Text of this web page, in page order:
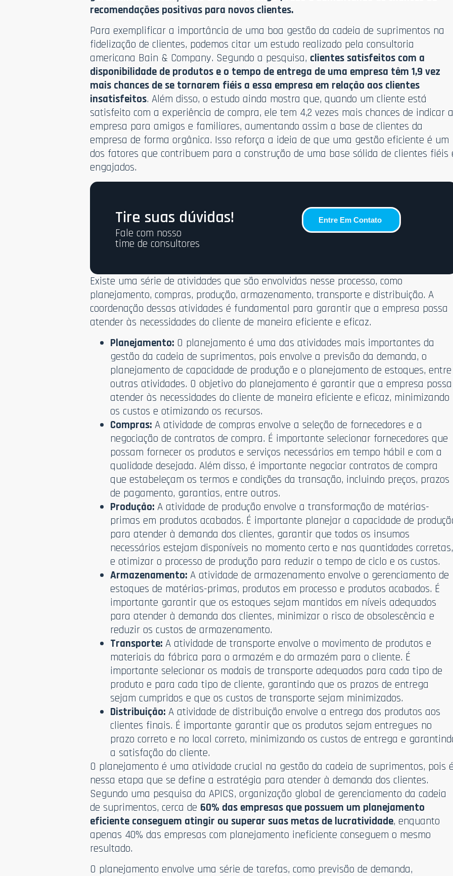
recomendações positivas para novos clientes.
Para exemplificar a importância de uma boa gestão da cadeia de suprimentos na
fidelização de clientes, podemos citar um estudo realizado pela consultoria
americana Bain & Company. Segundo a pesquisa, clientes satisfeitos com a
disponibilidade de produtos e o tempo de entrega de uma empresa têm 1,9 vez
mais chances de se tornarem fiéis a essa empresa em relação aos clientes
insatisfeitos. Além disso, o estudo ainda mostra que, quando um cliente está
satisfeito com a experiência de compra, ele tem 4,2 vezes mais chances de indicar
empresa para amigos e familiares, aumentando assim a base de clientes da
empresa de forma orgânica. Isso reforça a ideia de que uma gestão eficiente é um
dos fatores que contribuem para a construção de uma base sólida de clientes fiéis
engajados.
Tire suas dúvidas!
Fale com nosso
time de consultores
Entre Em Contato
Existe uma série de atividades que são envolvidas nesse processo, como
planejamento, compras, produção, armazenamento, transporte e distribuição. A
coordenação dessas atividades é fundamental para garantir que a empresa possa
atender às necessidades do cliente de maneira eficiente e eficaz.
Planejamento: O planejamento é uma das atividades mais importantes da
gestão da cadeia de suprimentos, pois envolve a previsão da demanda, o
planejamento de capacidade de produção e o planejamento de estoques, entre
outras atividades. O objetivo do planejamento é garantir que a empresa possa
atender às necessidades do cliente de maneira eficiente e eficaz, minimizando
os custos e otimizando os recursos.
Compras: A atividade de compras envolve a seleção de fornecedores e a
negociação de contratos de compra. É importante selecionar fornecedores que
possam fornecer os produtos e serviços necessários em tempo hábil e com a
qualidade desejada. Além disso, é importante negociar contratos de compra
que estabeleçam os termos e condições da transação, incluindo preços, prazos
de pagamento, garantias, entre outros.
Produção: A atividade de produção envolve a transformação de matérias-
primas em produtos acabados. É importante planejar a capacidade de
para atender à demanda dos clientes, garantir que todos os insumos
necessários estejam disponíveis no momento certo e nas quantidades corretas,
e otimizar o processo de produção para reduzir o tempo de ciclo e os custos.
Armazenamento: A atividade de armazenamento envolve o gerenciamento de
estoques de matérias-primas, produtos em processo e produtos acabados. É
importante garantir que os estoques sejam mantidos em níveis adequados
para atender à demanda dos clientes, minimizar o risco de obsolescência e
reduzir os custos de armazenamento.
Transporte: A atividade de transporte envolve o movimento de produtos e
materiais da fábrica para o armazém e do armazém para o cliente. É
importante selecionar os modais de transporte adequados para cada tipo de
produto e para cada tipo de cliente, garantindo que os prazos de entrega
sejam cumpridos e que os custos de transporte sejam minimizados.
Distribuição: A atividade de distribuição envolve a entrega dos produtos aos
clientes finais. É importante garantir que os produtos sejam entregues no
prazo correto e no local correto, minimizando os custos de entrega e
a satisfação do cliente.
O planejamento é uma atividade crucial na gestão da cadeia de suprimentos, pois
nessa etapa que se define a estratégia para atender à demanda dos clientes.
Segundo uma pesquisa da APICS, organização global de gerenciamento da cadeia
de suprimentos, cerca de 60% das empresas que possuem um planejamento
eficiente conseguem atingir ou superar suas metas de lucratividade, enquanto
apenas 40% das empresas com planejamento ineficiente conseguem o mesmo
resultado.
O planejamento envolve uma série de tarefas, como previsão de demanda,